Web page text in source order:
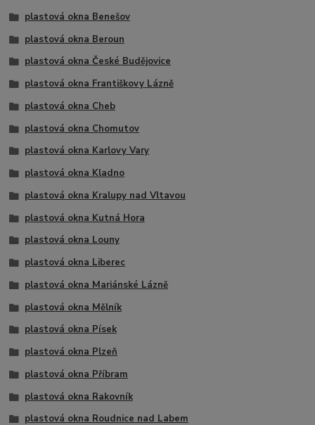
plastová okna Benešov
plastová okna Beroun
plastová okna České Budějovice
plastová okna Františkovy Lázně
plastová okna Cheb
plastová okna Chomutov
plastová okna Karlovy Vary
plastová okna Kladno
plastová okna Kralupy nad Vltavou
plastová okna Kutná Hora
plastová okna Louny
plastová okna Liberec
plastová okna Mariánské Lázně
plastová okna Mělník
plastová okna Písek
plastová okna Plzeň
plastová okna Příbram
plastová okna Rakovník
plastová okna Roudnice nad Labem